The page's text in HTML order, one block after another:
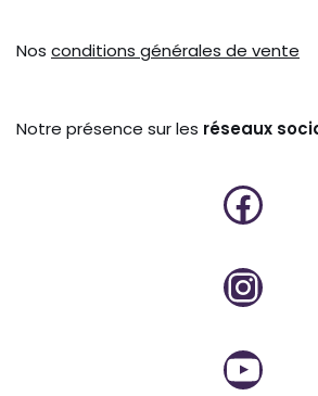
Nos conditions générales de vente
Notre présence sur les réseaux